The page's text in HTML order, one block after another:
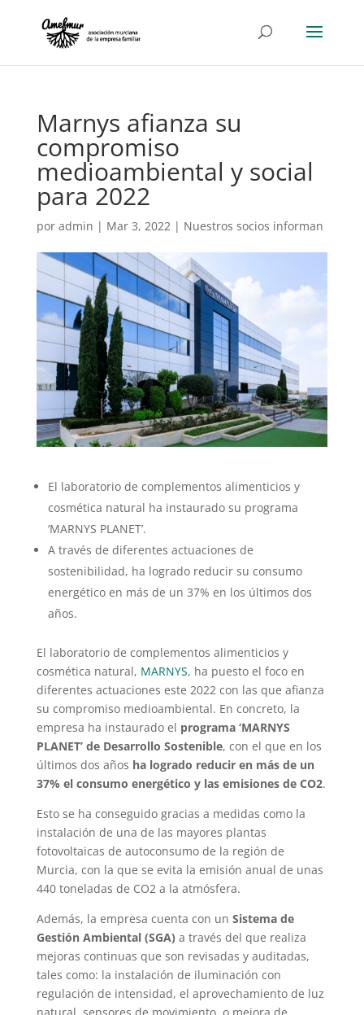
Marnys afianza su
compromiso
medioambiental y social
para 2022
por admin | Mar 3, 2022| Nuestros socios informan
El laboratorio de complementos alimenticios y
cosmética natural ha instaurado su programa
‘MARNYS PLANET’.
A través de diferentes actuaciones de
sostenibilidad, ha logrado reducir su consumo
energético en más de un 37% en los últimos dos
años.
El laboratorio de complementos alimenticios y
cosmética natural, MARNYS, ha puesto el foco en
diferentes actuaciones este 2022 con las que afianza
su compromiso medioambiental. En concreto, la
empresa ha instaurado el programa ‘MARNYS
PLANET’ de Desarrollo Sostenible, con el que en los
últimos dos años ha logrado reducir en más de un
37% el consumo energético y las emisiones de CO2.
Esto se ha conseguido gracias a medidas como la
instalación de una de las mayores plantas
fotovoltaicas de autoconsumo de la región de
Murcia, con la que se evita la emisión anual de unas
440 toneladas de CO2 a la atmósfera.
Además, la empresa cuenta con un Sistema de
Gestión Ambiental (SGA) a través del que realiza
mejoras continuas que son revisadas y auditadas,
tales como: la instalación de iluminación con
regulación de intensidad, el aprovechamiento de luz